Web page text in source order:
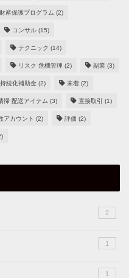
産保護プログラム (2)
コンサル (15)
テクニック (14)
リスク 危機管理 (2) 副業 (3)
持続化補助金 (2) 未着 (2)
掃 配送アイテム (3) 直接取引 (1)
アカウント (2) 評価 (2)
2
1
1